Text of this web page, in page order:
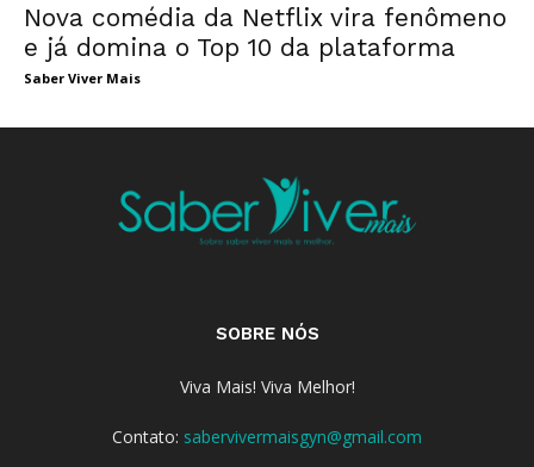
Nova comédia da Netflix vira fenômeno
e já domina o Top 10 da plataforma
Saber Viver Mais
SOBRE NÓS
Viva Mais! Viva Melhor!
Contato: sabervivermaisgyn@gmail.com